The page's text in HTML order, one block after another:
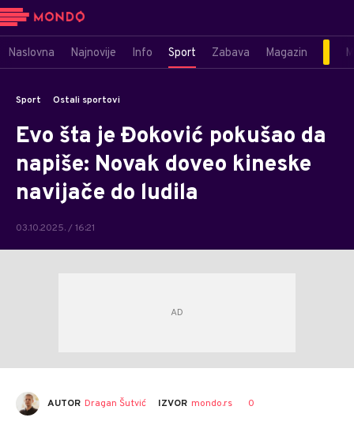
Naslovna Najnovije Info Sport Zabava Magazin
Sport Ostali sportovi
Evo šta je Đoković pokušao da
napiše: Novak doveo kineske
navijače do ludila
03.10.2025. / 16:21
AUTOR Dragan Šutvić IZVOR mondo.rs 0